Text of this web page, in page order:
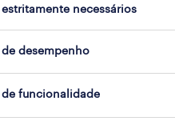
necessários
desempenho
funcionalidade